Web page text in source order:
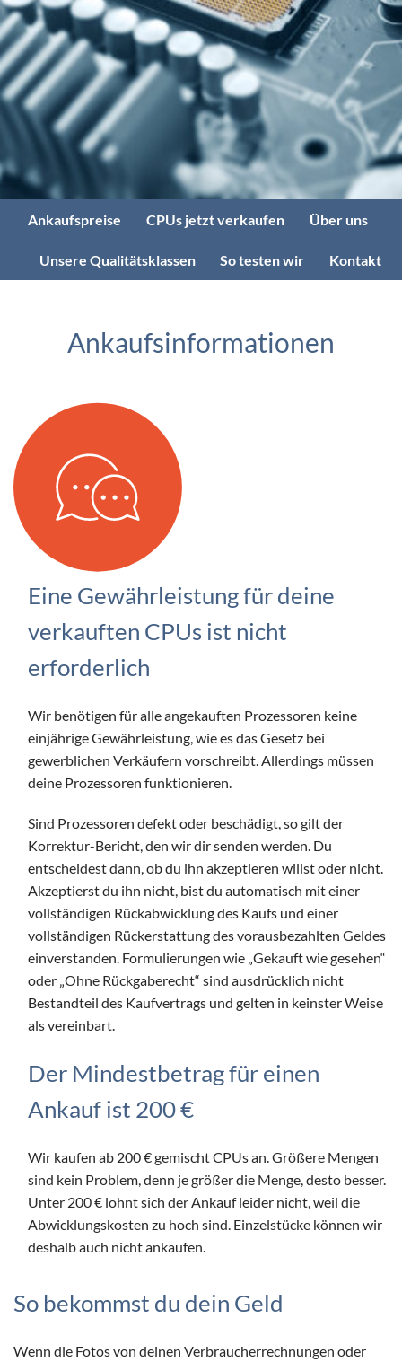
Ankaufspreise CPUs jetzt verkaufen Über uns
Unsere Qualitätsklassen So testen wir Kontakt
Ankaufsinformationen
Eine Gewährleistung für deine
verkauften CPUs ist nicht
erforderlich
Wir benötigen für alle angekauften Prozessoren keine
einjährige Gewährleistung, wie es das Gesetz bei
gewerblichen Verkäufern vorschreibt. Allerdings müssen
deine Prozessoren funktionieren.
Sind Prozessoren defekt oder beschädigt, so gilt der
Korrektur-Bericht, den wir dir senden werden. Du
entscheidest dann, ob du ihn akzeptieren willst oder nicht.
Akzeptierst du ihn nicht, bist du automatisch mit einer
vollständigen Rückabwicklung des Kaufs und einer
vollständigen Rückerstattung des vorausbezahlten Geldes
einverstanden. Formulierungen wie „Gekauft wie gesehen“
oder „Ohne Rückgaberecht“ sind ausdrücklich nicht
Bestandteil des Kaufvertrags und gelten in keinster Weise
als vereinbart.
Der Mindestbetrag für einen
Ankauf ist 200 €
Wir kaufen ab 200 € gemischt CPUs an. Größere Mengen
sind kein Problem, denn je größer die Menge, desto besser.
Unter 200 € lohnt sich der Ankauf leider nicht, weil die
Abwicklungskosten zu hoch sind. Einzelstücke können wir
deshalb auch nicht ankaufen.
So bekommst du dein Geld
Wenn die Fotos von deinen Verbraucherrechnungen oder